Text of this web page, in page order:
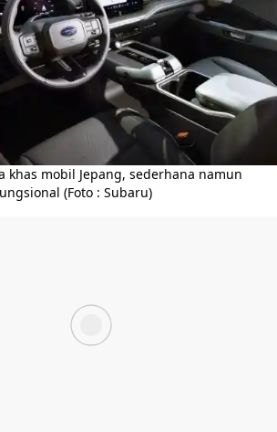
khas mobil Jepang, sederhana namun
(Foto : Subaru)